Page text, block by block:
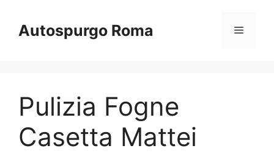
contenuto
Autospurgo Roma Menu
Pulizia Fogne
Casetta Mattei